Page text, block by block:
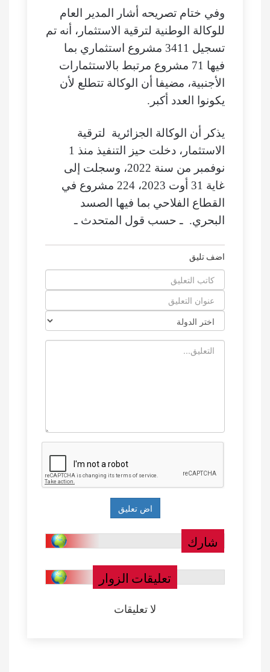
وفي ختام تصريحه أشار المدير العام
للوكالة الوطنية لترقية الاستثمار، أنه تم
تسجيل 3411 مشروع استثماري بما
فيها 71 مشروع مرتبط بالاستثمارات
الأجنبية، مضيفا أن الوكالة تتطلع لأن
يكونوا العدد أكبر.
يذكر أن الوكالة الجزائرية لترقية
الاستثمار، دخلت حيز التنفيذ منذ 1
نوفمبر من سنة 2022، وسجلت إلى
غاية 31 أوت 2023، 224 مشروع في
القطاع الفلاحي بما فيها الصسد
البحري. ـ حسب قول المتحدث ـ
اضف تليق
شارك
تعليقات الزوار
لا تعليقات